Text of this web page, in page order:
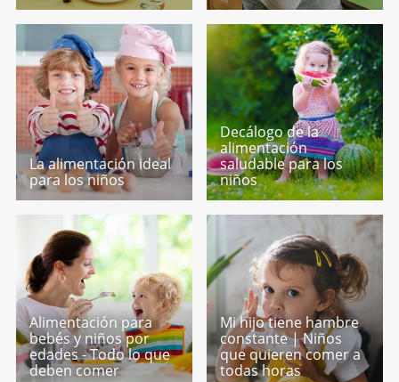
La alimentación ideal
para los niños
Decálogo de la
alimentación
saludable para los
niños
Alimentación para
bebés y niños por
edades - Todo lo que
deben comer
Mi hijo tiene hambre
constante | Niños
que quieren comer a
todas horas